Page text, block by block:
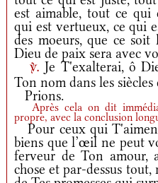
est aimable, tout ce qui
qui est vertueux, ce qui
des moeurs, que ce
Dieu de paix sera avec
v. Je T'exalterai, ô
Ton nom dans les siècles
Prions.
Après cela on dit
propre, avec la conclusion
Pour ceux qui
biens que l’œil ne peut
ferveur de Ton amour,
chose et par-dessus